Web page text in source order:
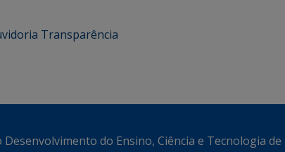
Transparência
Desenvolvimento do Ensino, Ciência e Tecnologia de